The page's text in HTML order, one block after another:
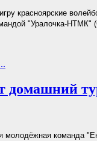
красноярские
"Уралочка-НТМК"
домашний
молодёжная команда